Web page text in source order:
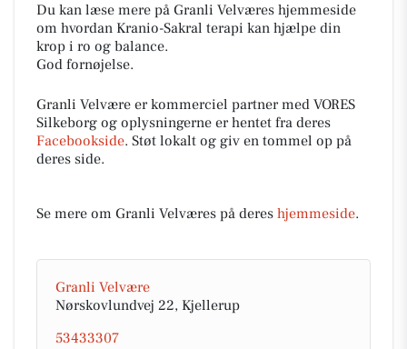
Du kan læse mere på Granli Velværes hjemmeside
om hvordan Kranio-Sakral terapi kan hjælpe din
krop i ro og balance.
God fornøjelse.
Granli Velvære er kommerciel partner med VORES
Silkeborg og oplysningerne er hentet fra deres
Facebookside. Støt lokalt og giv en tommel op på
deres side.
Se mere om Granli Velværes på deres hjemmeside.
Granli Velvære
Nørskovlundvej 22, Kjellerup
53433307